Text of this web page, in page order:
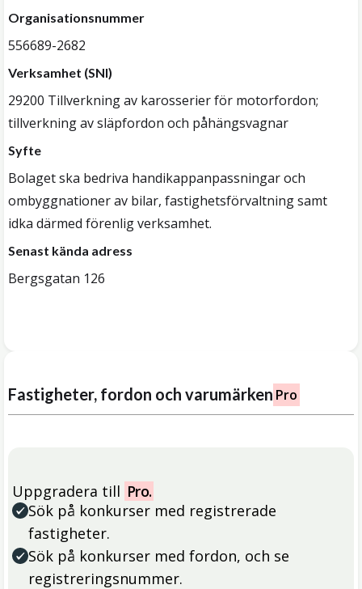
Organisationsnummer
556689-2682
Verksamhet (SNI)
29200 Tillverkning av karosserier för motorfordon;
tillverkning av släpfordon och påhängsvagnar
Syfte
Bolaget ska bedriva handikappanpassningar och
ombyggnationer av bilar, fastighetsförvaltning samt
idka därmed förenlig verksamhet.
Senast kända adress
Bergsgatan 126
Fastigheter, fordon och varumärken Pro
Uppgradera till Pro.
Sök på konkurser med registrerade
fastigheter.
Sök på konkurser med fordon, och se
registreringsnummer.